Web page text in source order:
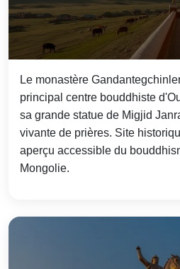
Le monastère
principal centre bouddhiste
sa grande statue de Migjid
vivante de prières. Site
aperçu accessible du
Mongolie.